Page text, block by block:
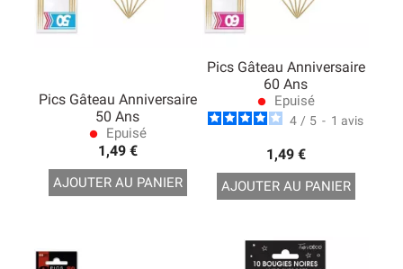
Pics Gâteau Anniversaire
50 Ans
lens Epuisé
1,49 €
AJOUTER AU PANIER
Pics Gâteau Anniversaire
60 Ans
lens Epuisé
4 / 5 - 1 avis
1,49 €
AJOUTER AU PANIER